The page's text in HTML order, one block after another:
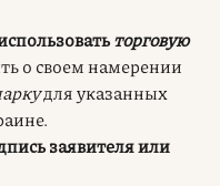
торговую
о своем намерении
для указанных
заявителя или